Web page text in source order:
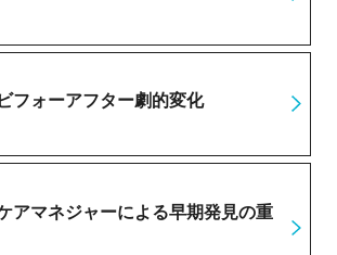
フォーアフター劇的変化
アマネジャーによる早期発見の重